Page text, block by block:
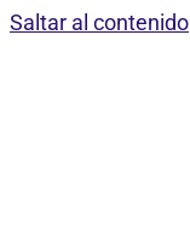
Saltar al contenido